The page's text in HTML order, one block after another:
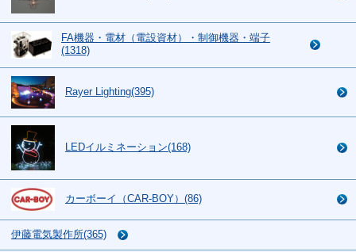
FA機器・電材（電設資材）・制御機器・端子
(1318)
Rayer Lighting(395)
LEDイルミネーション(168)
カーボーイ（CAR-BOY）(86)
伊藤電気製作所(365)